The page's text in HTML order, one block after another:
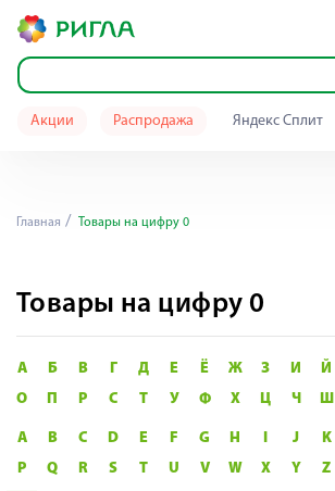
Акции Распродажа Яндекс Сплит
Главная Товары на цифру 0
Товары на цифру 0
А Б В Г Д Е Ё Ж З И Й
О
П Р С Т У Ф Х Ц Ч Ш
A B C D E F G H I J K
P
Q R S T U V W X Y Z